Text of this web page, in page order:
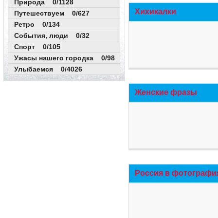
Природа 0/1128
Путешествуем 0/627
Ретро 0/134
События, люди 0/32
Спорт 0/105
Ужасы нашего городка 0/98
Улыбаемся 0/4026
Хихикалки
Женские фразы
Россия в